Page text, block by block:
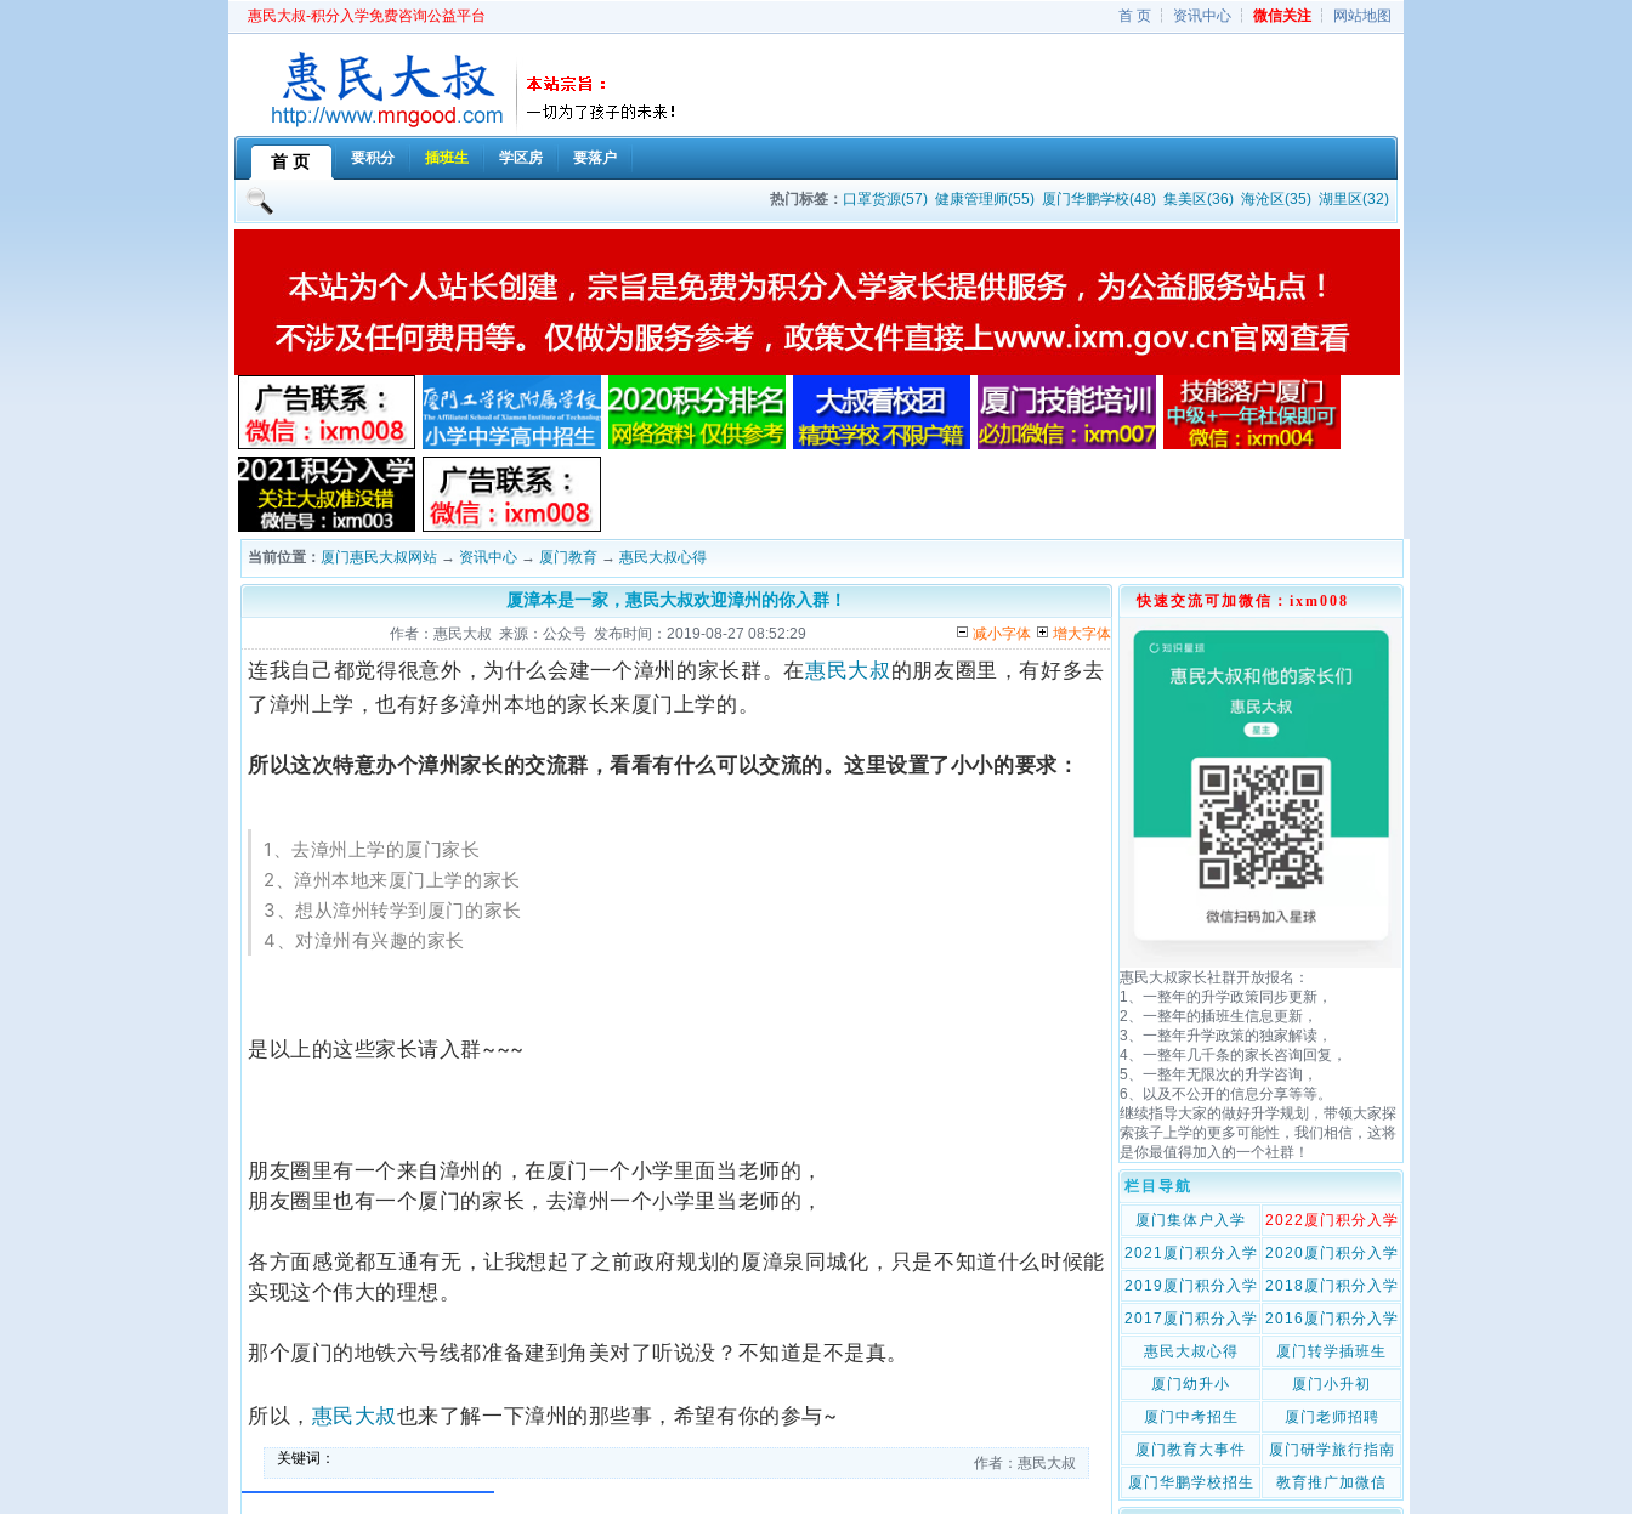
惠民大叔-积分入学免费咨询公益平台 首 页 ┆ 资讯中心 ┆ 微信关注 ┆ 网站地图
首 页 要积分 插班生 学区房 要落户
热门标签： 口罩货源(57) 健康管理师(55) 厦门华鹏学校(48) 集美区(36) 海沧区(35) 湖里区(32)
当前位置： 厦门惠民大叔网站 → 资讯中心 → 厦门教育 → 惠民大叔心得
厦漳本是一家，惠民大叔欢迎漳州的你入群！
减小字体 增大字体
作者：惠民大叔 来源：公众号 发布时间：2019-08-27 08:52:29
连我自己都觉得很意外，为什么会建一个漳州的家长群。在惠民大叔的朋友圈里，有好多去
了漳州上学，也有好多漳州本地的家长来厦门上学的。
所以这次特意办个漳州家长的交流群，看看有什么可以交流的。这里设置了小小的要求：
1、去漳州上学的厦门家长
2、漳州本地来厦门上学的家长
3、想从漳州转学到厦门的家长
4、对漳州有兴趣的家长
是以上的这些家长请入群~~~
朋友圈里有一个来自漳州的，在厦门一个小学里面当老师的，
朋友圈里也有一个厦门的家长，去漳州一个小学里当老师的，
各方面感觉都互通有无，让我想起了之前政府规划的厦漳泉同城化，只是不知道什么时候能
实现这个伟大的理想。
那个厦门的地铁六号线都准备建到角美对了听说没？不知道是不是真。
所以， 惠民大叔也来了解一下漳州的那些事，希望有你的参与~
关键词： 作者：惠民大叔
快速交流可加微信：ixm008
惠民大叔家长社群开放报名：
1、一整年的升学政策同步更新，
2、一整年的插班生信息更新，
3、一整年升学政策的独家解读，
4、一整年几千条的家长咨询回复，
5、一整年无限次的升学咨询，
6、以及不公开的信息分享等等。
继续指导大家的做好升学规划，带领大家探
索孩子上学的更多可能性，我们相信，这将
是你最值得加入的一个社群！
栏目导航
厦门集体户入学
2022厦门积分入学
2021厦门积分入学 2020厦门积分入学
2019厦门积分入学 2018厦门积分入学
2017厦门积分入学 2016厦门积分入学
惠民大叔心得
厦门转学插班生
厦门幼升小
厦门小升初
厦门中考招生
厦门老师招聘
厦门教育大事件
厦门研学旅行指南
厦门华鹏学校招生
教育推广加微信